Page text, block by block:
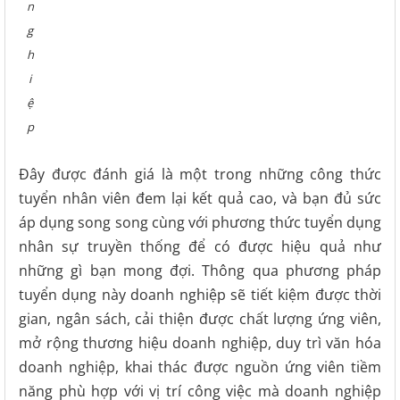
n
g
h
i
ệ
p
Đây được đánh giá là một trong những công thức
tuyển nhân viên đem lại kết quả cao, và bạn đủ sức
áp dụng song song cùng với phương thức tuyển dụng
nhân sự truyền thống để có được hiệu quả như
những gì bạn mong đợi. Thông qua phương pháp
tuyển dụng này doanh nghiệp sẽ tiết kiệm được thời
gian, ngân sách, cải thiện được chất lượng ứng viên,
mở rộng thương hiệu doanh nghiệp, duy trì văn hóa
doanh nghiệp, khai thác được nguồn ứng viên tiềm
năng phù hợp với vị trí công việc mà doanh nghiệp